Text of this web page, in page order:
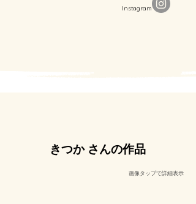
​Instagram
きつか さんの作品
​画像タップで詳細表示